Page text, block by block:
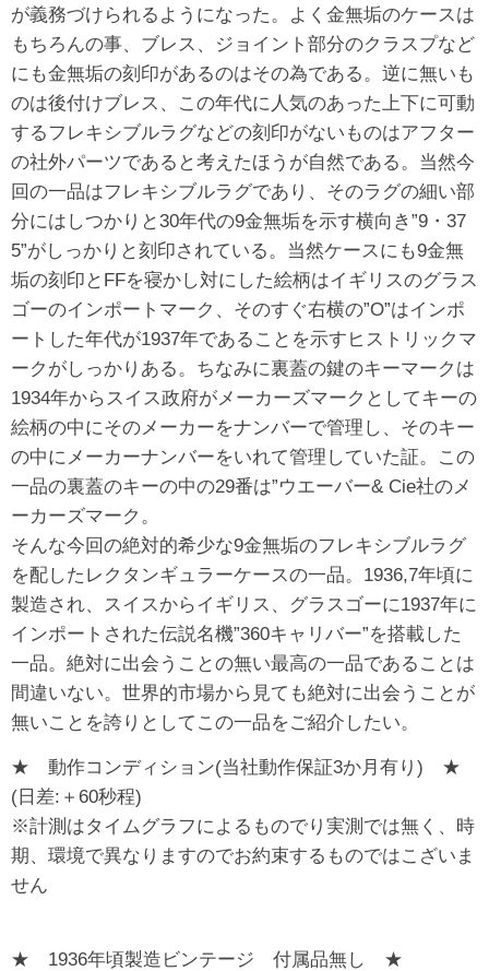
が義務づけられるようになった。よく金無垢のケースは
もちろんの事、ブレス、ジョイント部分のクラスプなど
にも金無垢の刻印があるのはその為である。逆に無いも
のは後付けブレス、この年代に人気のあった上下に可動
するフレキシブルラグなどの刻印がないものはアフター
の社外パーツであると考えたほうが自然である。当然今
回の一品はフレキシブルラグであり、そのラグの細い部
分にはしつかりと30年代の9金無垢を示す横向き”9・37
5”がしっかりと刻印されている。当然ケースにも9金無
垢の刻印とFFを寝かし対にした絵柄はイギリスのグラス
ゴーのインポートマーク、そのすぐ右横の”O”はインポ
ートした年代が1937年であることを示すヒストリックマ
ークがしっかりある。ちなみに裏蓋の鍵のキーマークは
1934年からスイス政府がメーカーズマークとしてキーの
絵柄の中にそのメーカーをナンバーで管理し、そのキー
の中にメーカーナンバーをいれて管理していた証。この
一品の裏蓋のキーの中の29番は”ウエーバー& Cie社のメ
ーカーズマーク。
そんな今回の絶対的希少な9金無垢のフレキシブルラグ
を配したレクタンギュラーケースの一品。1936,7年頃に
製造され、スイスからイギリス、グラスゴーに1937年に
インポートされた伝説名機”360キャリバー”を搭載した
一品。絶対に出会うことの無い最高の一品であることは
間違いない。世界的市場から見ても絶対に出会うことが
無いことを誇りとしてこの一品をご紹介したい。
★ 動作コンディション(当社動作保証3か月有り) ★
(日差:＋60秒程)
※計測はタイムグラフによるものでり実測では無く、時
期、環境で異なりますのでお約束するものではこざいま
せん
★ 1936年頃製造ビンテージ 付属品無し ★